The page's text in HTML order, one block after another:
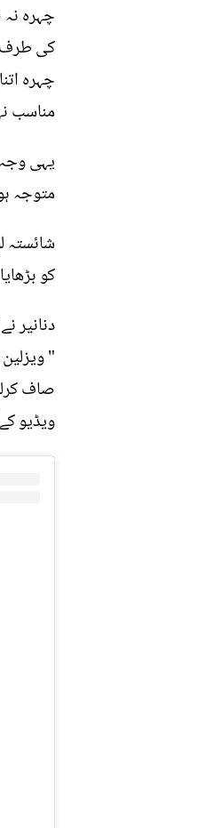
چہرہ
کی طرف
چہرہ
مناسب
یہی
متوجہ
شائستہ
کو
دنانیر
صاف
ویڈیو